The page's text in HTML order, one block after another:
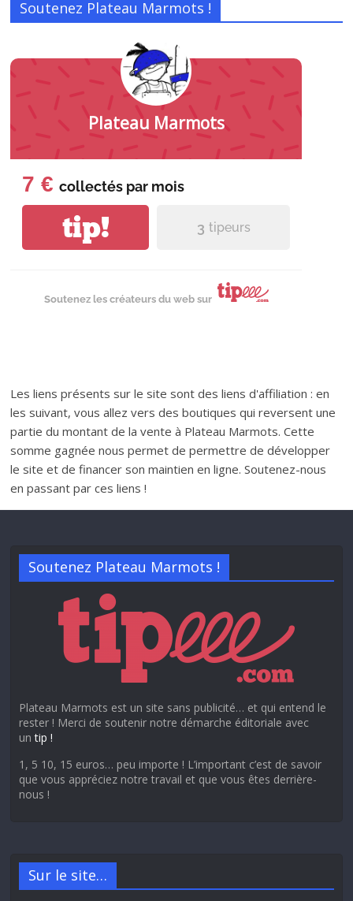
Soutenez Plateau Marmots !
Plateau Marmots
7 € collectés par mois
tip! 3 tipeurs
Soutenez les créateurs du web sur
Les liens présents sur le site sont des liens d'affiliation : en
les suivant, vous allez vers des boutiques qui reversent une
partie du montant de la vente à Plateau Marmots. Cette
somme gagnée nous permet de permettre de développer
le site et de financer son maintien en ligne. Soutenez-nous
en passant par ces liens !
Soutenez Plateau Marmots !
Plateau Marmots est un site sans publicité… et qui entend le
rester ! Merci de soutenir notre démarche éditoriale avec
untip !
1, 5 10, 15 euros… peu importe ! L’important c’est de savoir
que vous appréciez notre travail et que vous êtes derrière-
nous !
Sur le site…